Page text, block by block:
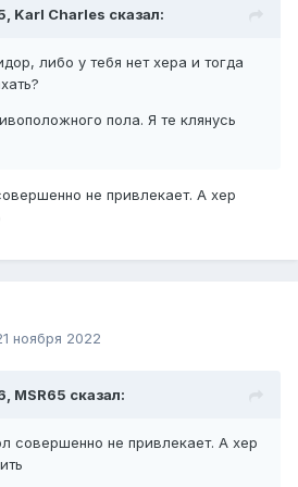
Karl Charles сказал:
либо у тебя нет хера и тогда
пола. Я те клянусь
не привлекает. А хер
ноября 2022
MSR65 сказал:
совершенно не привлекает. А хер